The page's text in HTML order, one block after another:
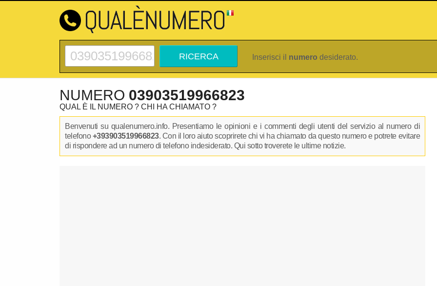
Inserisci il numero desiderato.
NUMERO 03903519966823
QUAL È IL NUMERO ? CHI HA CHIAMATO ?
Benvenuti su qualenumero.info. Presentiamo le opinioni e i commenti degli utenti del servizio al numero di
telefono+393903519966823. Con il loro aiuto scoprirete chi vi ha chiamato da questo numero e potrete evitare
di rispondere ad un numero di telefono indesiderato. Qui sotto troverete le ultime notizie.